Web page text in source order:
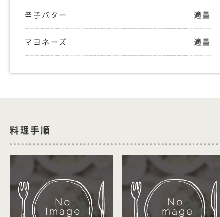
辛子バター 適量
マヨネーズ 適量
料理手順